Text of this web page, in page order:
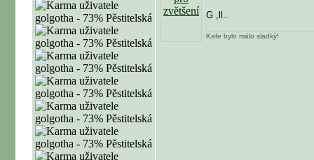
G ,ll..
Kafe bylo málo sladký!